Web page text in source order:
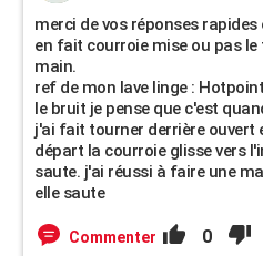
merci de vos réponses rapides
en fait courroie mise ou pas
main.
ref de mon lave linge :
le bruit je pense que c'est
j'ai fait tourner derrière ouvert
départ la courroie glisse vers
saute. j'ai réussi à faire une
elle saute
Commenter 0